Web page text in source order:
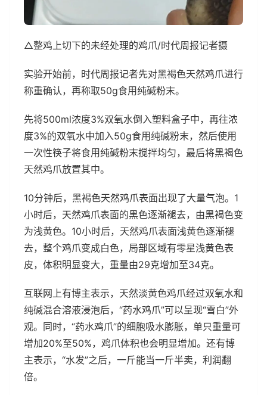
△整鸡上切下的未经处理的鸡爪/时代周报记者摄
实验开始前，时代周报记者先对黑褐色天然鸡爪进行
称重确认，再称取50g食用纯碱粉末。
先将500ml浓度3%双氧水倒入塑料盒子中，再往浓
度3%的双氧水中加入50g食用纯碱粉末，然后使用
一次性筷子将食用纯碱粉末搅拌均匀，最后将黑褐色
天然鸡爪放置其中。
10分钟后，黑褐色天然鸡爪表面出现了大量气泡。1
小时后，天然鸡爪表面的黑色逐渐褪去，由黑褐色变
为浅黄色。10小时后，天然鸡爪表面浅黄色逐渐褪
去，整个鸡爪变成白色，局部区域有零星浅黄色表
皮，体积明显变大，重量由29克增加至34克。
互联网上有博主表示，天然淡黄色鸡爪经过双氧水和
纯碱混合溶液浸泡后，“药水鸡爪”可以呈现“雪白”外
观。同时，“药水鸡爪”的细胞吸水膨胀，单只重量可
增加20%至50%，鸡爪体积也会明显增加。还有博
主表示，“水发”之后，一斤能当一斤半卖，利润翻
倍。